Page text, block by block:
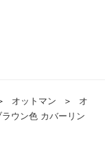
オットマン ＞
オ
ウン色 カバーリン